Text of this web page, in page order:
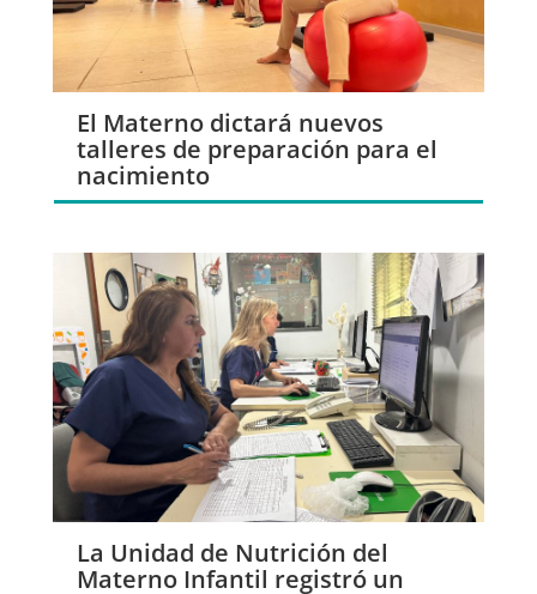
El Materno dictará nuevos
talleres de preparación para el
nacimiento
La Unidad de Nutrición del
Materno Infantil registró un